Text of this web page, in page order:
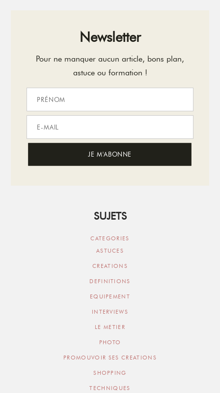
Newsletter
Pour ne manquer aucun article, bons plan,
astuce ou formation !
SUJETS
CATEGORIES
ASTUCES
CREATIONS
DEFINITIONS
EQUIPEMENT
INTERVIEWS
LE METIER
PHOTO
PROMOUVOIR SES CREATIONS
SHOPPING
TECHNIQUES